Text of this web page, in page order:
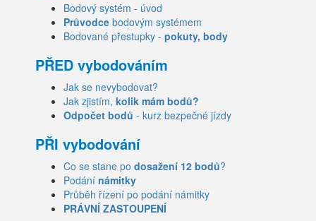
Bodový systém - úvod
Průvodce bodovým systémem
Bodované přestupky - pokuty, body
PŘED vybodováním
Jak se nevybodovat?
Jak zjistím, kolik mám bodů?
Odpočet bodů - kurz bezpečné jízdy
PŘI vybodování
Co se stane po dosažení 12 bodů?
Podání námitky
Průběh řízení po podání námitky
PRÁVNÍ ZASTOUPENÍ